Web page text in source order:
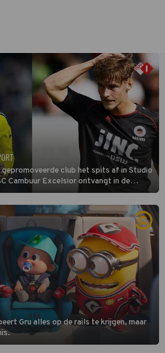
club het spits af in Studio
Cambuur Excelsior ontvangt in de
Eredivisieseizoen. De nieuwe
en hij wil aanvallend voetballen.
Gru alles op de rails te krijgen, maar